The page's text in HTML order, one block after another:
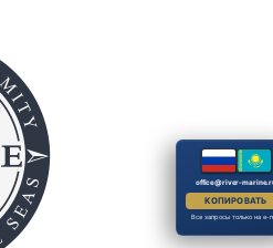
office@river-
КОПИРОВАТЬ
Все запросы только на e-